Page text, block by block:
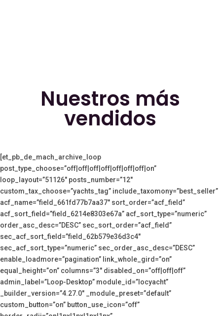
Nuestros más
vendidos
[et_pb_de_mach_archive_loop
post_type_choose=”off|off|off|off|off|off|off|on”
loop_layout=”51126″ posts_number=”12″
custom_tax_choose=”yachts_tag” include_taxomony=”best_seller”
acf_name=”field_661fd77b7aa37″ sort_order=”acf_field”
acf_sort_field=”field_6214e8303e67a” acf_sort_type=”numeric”
order_asc_desc=”DESC” sec_sort_order=”acf_field”
sec_acf_sort_field=”field_62b579e36d3c4″
sec_acf_sort_type=”numeric” sec_order_asc_desc=”DESC”
enable_loadmore=”pagination” link_whole_gird=”on”
equal_height=”on” columns=”3″ disabled_on=”off|off|off”
admin_label=”Loop-Desktop” module_id=”locyacht”
_builder_version=”4.27.0″ _module_preset=”default”
custom_button=”on” button_use_icon=”off”